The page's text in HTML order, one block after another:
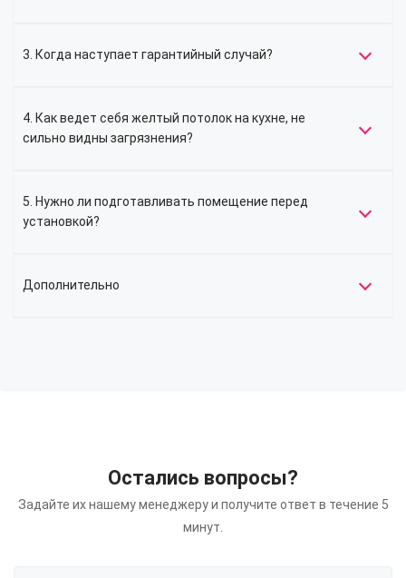
3. Когда наступает гарантийный случай?
4. Как ведет себя желтый потолок на кухне, не
сильно видны загрязнения?
5. Нужно ли подготавливать помещение перед
установкой?
Дополнительно
Остались вопросы?
Задайте их нашему менеджеру и получите ответ в течение 5
минут.